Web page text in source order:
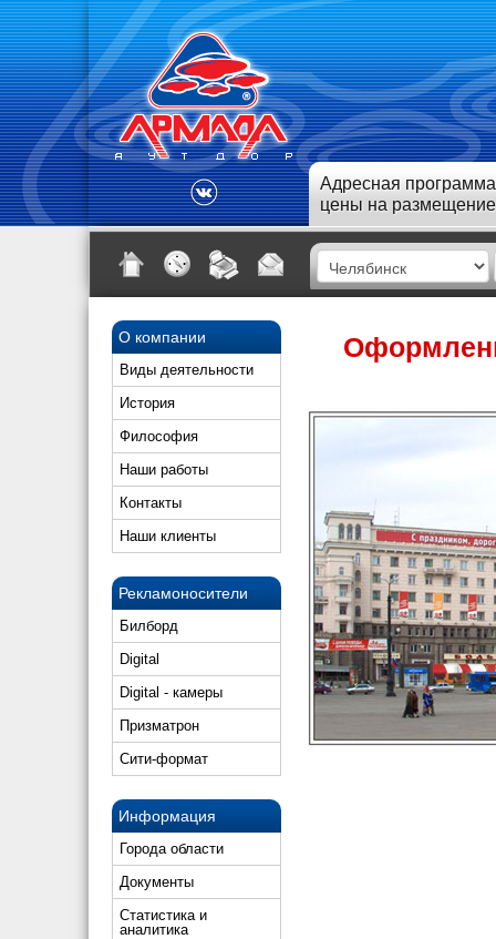
Адресная
цены на размещение
О компании
Виды деятельности
История
Философия
Наши работы
Контакты
Наши клиенты
Рекламоносители
Билборд
Digital
Digital - камеры
Призматрон
Сити-формат
Информация
Города области
Документы
Статистика и
аналитика